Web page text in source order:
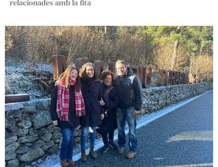
relacionades amb la fita